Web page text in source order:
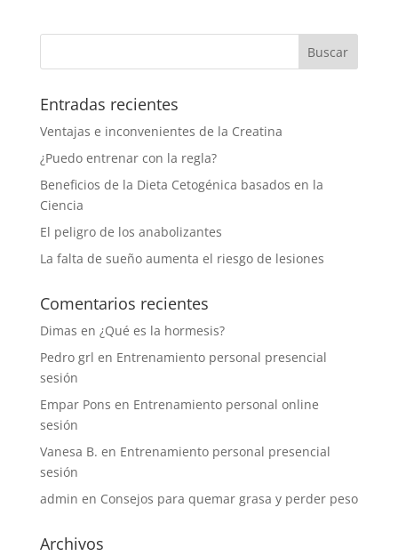
Entradas recientes
Ventajas e inconvenientes de la Creatina
¿Puedo entrenar con la regla?
Beneficios de la Dieta Cetogénica basados en la
Ciencia
El peligro de los anabolizantes
La falta de sueño aumenta el riesgo de lesiones
Comentarios recientes
Dimas en ¿Qué es la hormesis?
Pedro grl en Entrenamiento personal presencial
sesión
Empar Pons en Entrenamiento personal online
sesión
Vanesa B. en Entrenamiento personal presencial
sesión
admin en Consejos para quemar grasa y perder peso
Archivos